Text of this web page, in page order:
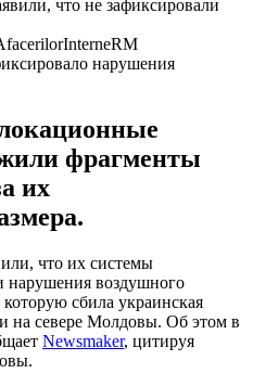
нарушения
фрагменты
их
что их системы
нарушения воздушного
сбила украинская
на севере Молдовы. Об этом в
Newsmaker, цитируя